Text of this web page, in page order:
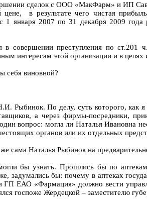
сделок с ООО «МакФарм» и ИП
в результате чего чистая
с 1 января 2007 по 31 декабря 2009
совершении преступления по
интересам этой организации и в
себя виновной?
Рыбинок. По делу, суть которого,
а через фирмы-посредники,
вопрос: могла ли Наталья
органов или их отдельных
сама Наталья Рыбинок на
бы узнать. Прошлись бы по
задумались бы: почему в аптеках
ГП ЕАО «Фармация» должно вести
госпоже Жердецкой – заместителю